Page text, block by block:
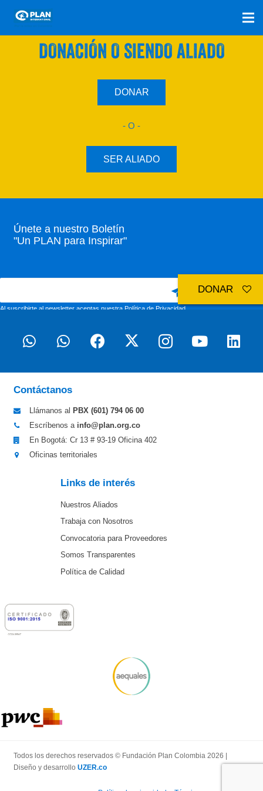
SÚMATE A NUESTRO PLAN CON UNA
DONACIÓN O SIENDO ALIADO
DONAR
- O -
SER ALIADO
Únete a nuestro Boletín
"Un PLAN para Inspirar"
Al suscribirte al newsletter aceptas nuestraPolítica de Privacidad
Contáctanos
Llámanos al PBX (601) 794 06 00
Escríbenos a info@plan.org.co
En Bogotá: Cr 13 # 93-19 Oficina 402
Oficinas territoriales
Links de interés
Nuestros Aliados
Trabaja con Nosotros
Convocatoria para Proveedores
Somos Transparentes
Política de Calidad
Todos los derechos reservados © Fundación Plan Colombia 2026 |
Diseño y desarrollo UZER.co
DONAR